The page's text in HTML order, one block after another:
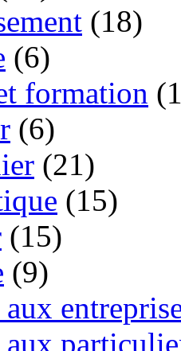
(18)
(6)
formation
(6)
(21)
(15)
(15)
(9)
aux